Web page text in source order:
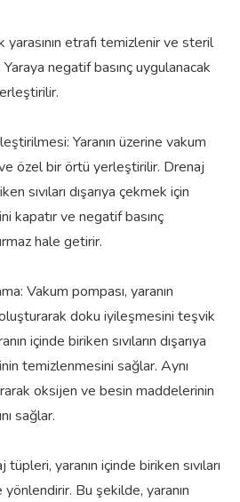
yarasının etrafı temizlenir ve steril
negatif basınç uygulanacak
Yaranın üzerine vakum
özel bir örtü yerleştirilir. Drenaj
sıvıları dışarıya çekmek için
kapatır ve negatif basınç
hale getirir.
Vakum pompası, yaranın
doku iyileşmesini teşvik
içinde biriken sıvıların dışarıya
temizlenmesini sağlar. Aynı
oksijen ve besin maddelerinin
sağlar.
yaranın içinde biriken sıvıları
Bu şekilde, yaranın